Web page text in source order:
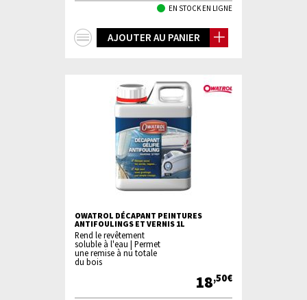
EN STOCK EN LIGNE
AJOUTER AU PANIER
OWATROL DÉCAPANT PEINTURES
ANTIFOULINGS ET VERNIS 1L
Rend le revêtement
soluble à l'eau | Permet
une remise à nu totale
du bois
18,50€